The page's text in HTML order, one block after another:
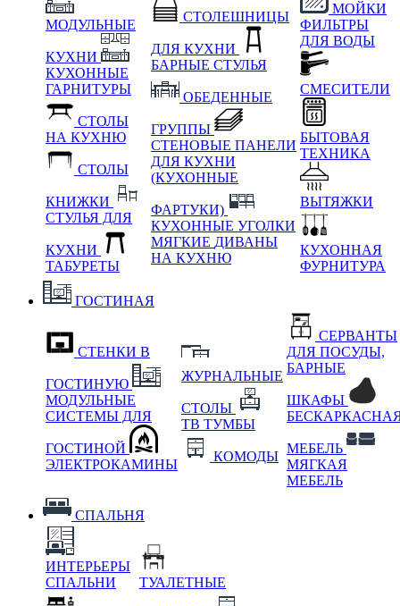
МОДУЛЬНЫЕ
КУХНИ
КУХОННЫЕ
ГАРНИТУРЫ
СТОЛЫ
НА КУХНЮ
СТОЛЫ
КНИЖКИ
СТУЛЬЯ ДЛЯ
КУХНИ
ТАБУРЕТЫ
СТОЛЕШНИЦЫ
ДЛЯ КУХНИ
БАРНЫЕ СТУЛЬЯ
ОБЕДЕННЫЕ
ГРУППЫ
СТЕНОВЫЕ ПАНЕЛИ
ДЛЯ КУХНИ
(КУХОННЫЕ
ФАРТУКИ)
КУХОННЫЕ УГОЛКИ
МЯГКИЕ ДИВАНЫ
НА КУХНЮ
МОЙКИ
ФИЛЬТРЫ
ДЛЯ ВОДЫ
СМЕСИТЕЛИ
БЫТОВАЯ
ТЕХНИКА
ВЫТЯЖКИ
КУХОННАЯ
ФУРНИТУРА
ГОСТИНАЯ
СТЕНКИ В
ГОСТИНУЮ
МОДУЛЬНЫЕ
СИСТЕМЫ ДЛЯ
ГОСТИНОЙ
ЭЛЕКТРОКАМИНЫ
ЖУРНАЛЬНЫЕ
СТОЛЫ
ТВ ТУМБЫ
КОМОДЫ
СЕРВАНТЫ
ДЛЯ ПОСУДЫ,
БАРНЫЕ
ШКАФЫ
МЕБЕЛЬ
МЯГКАЯ
МЕБЕЛЬ
СПАЛЬНЯ
ИНТЕРЬЕРЫ
СПАЛЬНИ
ТУАЛЕТНЫЕ